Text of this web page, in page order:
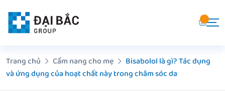
đến
nội
Trang chủ
Cẩm nang cho mẹ
Bisabolol là gì? Tác dụng
và ứng dụng của hoạt chất này trong chăm sóc da